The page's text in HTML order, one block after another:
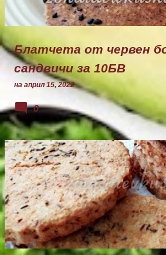
Блатчета от червен
сандвичи за 10БВ
на април 15, 2022
0